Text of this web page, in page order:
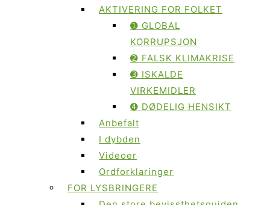
AKTIVERING FOR FOLKET
➊ GLOBAL
KORRUPSJON
➋ FALSK KLIMAKRISE
➌ ISKALDE
VIRKEMIDLER
➍ DØDELIG HENSIKT
Anbefalt
I dybden
Videoer
Ordforklaringer
FOR LYSBRINGERE